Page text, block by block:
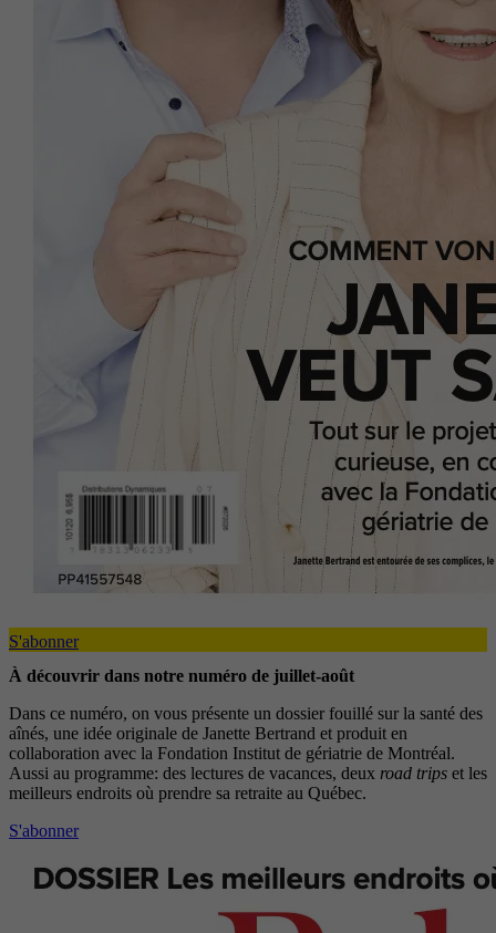
S'abonner
À découvrir dans notre numéro de juillet-août
Dans ce numéro, on vous présente un dossier fouillé sur la santé des
aînés, une idée originale de Janette Bertrand et produit en
collaboration avec la Fondation Institut de gériatrie de Montréal.
Aussi au programme: des lectures de vacances, deux road trips et les
meilleurs endroits où prendre sa retraite au Québec.
S'abonner